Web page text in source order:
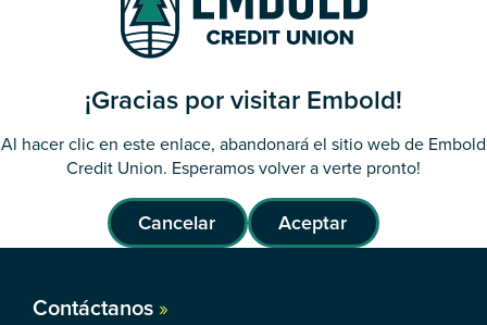
¡Gracias por visitar Embold!
Al hacer clic en este enlace, abandonará el sitio web de Embold
Credit Union. Esperamos volver a verte pronto!
Cancelar Aceptar
Contáctanos »